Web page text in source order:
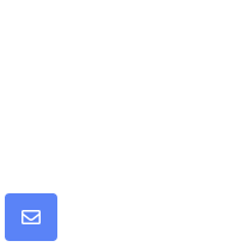
Share